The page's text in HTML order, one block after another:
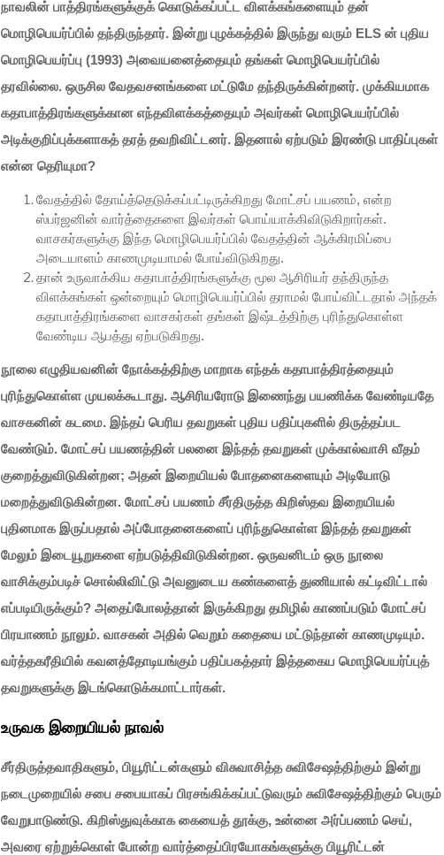
நாவலின் பாத்திரங்களுக்குக் கொடுக்கப்பட்ட விளக்கங்களையும் தன்
மொழிபெயர்ப்பில் தந்திருந்தார். இன்று புழக்கத்தில் இருந்து வரும் ELS ன் புதிய
மொழிபெயர்ப்பு (1993) அவையனைத்தையும் தங்கள் மொழிபெயர்ப்பில்
தரவில்லை. ஒருசில வேதவசனங்களை மட்டுமே தந்திருக்கின்றனர். முக்கியமாக
கதாபாத்திரங்களுக்கான எந்தவிளக்கத்தையும் அவர்கள் மொழிபெயர்ப்பில்
அடிக்குறிப்புக்களாகத் தரத் தவறிவிட்டனர். இதனால் ஏற்படும் இரண்டு பாதிப்புகள்
என்ன தெரியுமா?
வேதத்தில் தோய்த்தெடுக்கப்பட்டிருக்கிறது மோட்சப் பயணம், என்ற
ஸ்பர்ஜனின் வார்த்தைகளை இவர்கள் பொய்யாக்கிவிடுகிறார்கள்.
வாசகர்களுக்கு இந்த மொழிபெயர்ப்பில் வேதத்தின் ஆக்கிரமிப்பை
அடையாளம் காணமுடியாமல் போய்விடுகிறது.
தான் உருவாக்கிய கதாபாத்திரங்களுக்கு மூல ஆசிரியர் தந்திருந்த
விளக்கங்கள் ஒன்றையும் மொழிபெயர்ப்பில் தராமல் போய்விட்டதால் அந்தக்
கதாபாத்திரங்களை வாசகர்கள் தங்கள் இஷ்டத்திற்கு புரிந்துகொள்ள
வேண்டிய ஆபத்து ஏற்படுகிறது.
நூலை எழுதியவனின் நோக்கத்திற்கு மாறாக எந்தக் கதாபாத்திரத்தையும்
புரிந்துகொள்ள முயலக்கூடாது. ஆசிரியரோடு இணைந்து பயணிக்க வேண்டியதே
வாசகனின் கடமை. இந்தப் பெரிய தவறுகள் புதிய பதிப்புகளில் திருத்தப்பட
வேண்டும். மோட்சப் பயணத்தின் பலனை இந்தத் தவறுகள் முக்கால்வாசி வீதம்
குறைத்துவிடுகின்றன; அதன் இறையியல் போதனைகளையும் அடியோடு
மறைத்துவிடுகின்றன. மோட்சப் பயணம் சீர்திருத்த கிறிஸ்தவ இறையியல்
புதினமாக இருப்பதால் அப்போதனைகளைப் புரிந்துகொள்ள இந்தத் தவறுகள்
மேலும் இடையூறுகளை ஏற்படுத்திவிடுகின்றன. ஒருவனிடம் ஒரு நூலை
வாசிக்கும்படிச் சொல்லிவிட்டு அவனுடைய கண்களைத் துணியால் கட்டிவிட்டால்
எப்படியிருக்கும்? அதைப்போலத்தான் இருக்கிறது தமிழில் காணப்படும் மோட்சப்
பிரயாணம் நூலும். வாசகன் அதில் வெறும் கதையை மட்டுந்தான் காணமுடியும்.
வர்த்தகரீதியில் கவனத்தோடியங்கும் பதிப்பகத்தார் இத்தகைய மொழிபெயர்ப்புத்
தவறுகளுக்கு இடங்கொடுக்கமாட்டார்கள்.
உருவக இறையியல் நாவல்
சீர்திருத்தவாதிகளும், பியூரிட்டன்களும் விசுவாசித்த சுவிசேஷத்திற்கும் இன்று
நடைமுறையில் சபை சபையாகப் பிரசங்கிக்கப்பட்டுவரும் சுவிசேஷத்திற்கும் பெரும்
வேறுபாடுண்டு. கிறிஸ்துவுக்காக கையைத் தூக்கு, உன்னை அர்ப்பணம் செய்,
அவரை ஏற்றுக்கொள் போன்ற வார்த்தைப்பிரயோகங்களுக்கு பியூரிட்டன்